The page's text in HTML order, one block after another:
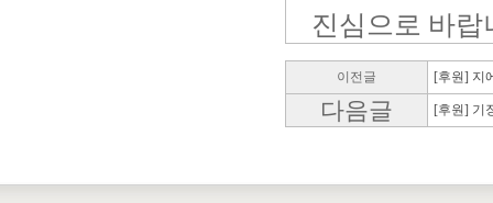
진심으로 바랍
이전글 [후원] 지
다음글 [후원] 기